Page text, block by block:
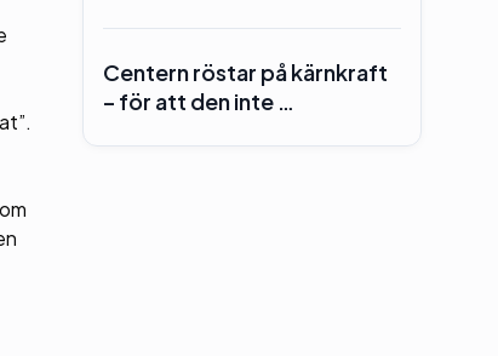
Centern röstar på kärnkraft
– för att den inte …